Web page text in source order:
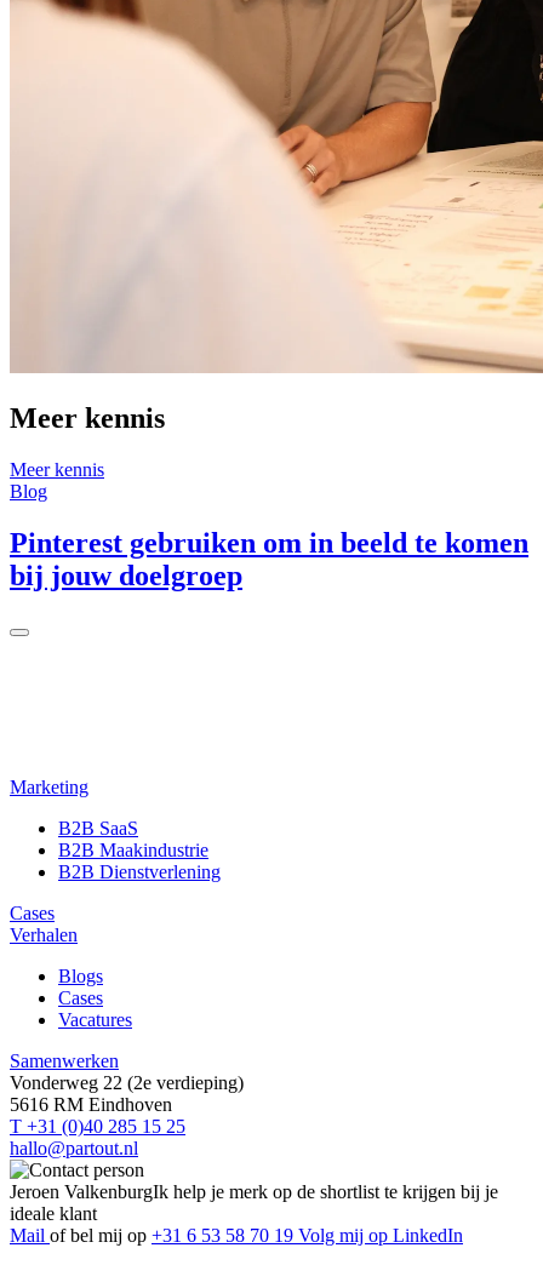
Meer kennis
Meer kennis
Blog
Pinterest gebruiken om in beeld te komen
bij jouw doelgroep
Marketing
B2B SaaS
B2B Maakindustrie
B2B Dienstverlening
Cases
Verhalen
Blogs
Cases
Vacatures
Samenwerken
Vonderweg 22 (2e verdieping)
5616 RM Eindhoven
T +31 (0)40 285 15 25
hallo@partout.nl
Jeroen ValkenburgIk help je merk op de shortlist te krijgen bij je
ideale klant
Mail of bel mij op +31 6 53 58 70 19 Volg mij op LinkedIn